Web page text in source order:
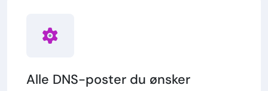
Alle DNS-poster du ønsker